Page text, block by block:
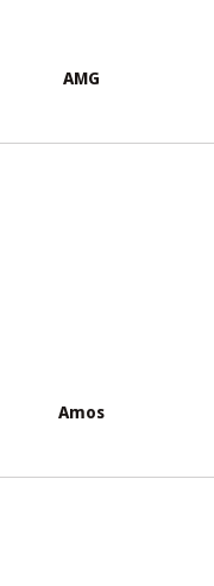
AMG
Amos